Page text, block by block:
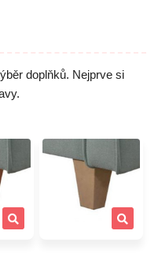
doplňků. Nejprve si